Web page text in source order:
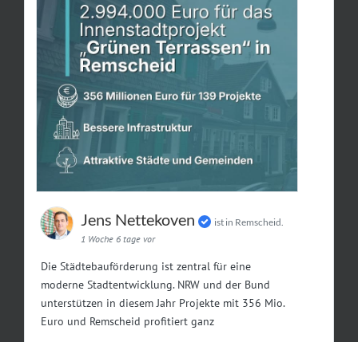
Jens Nettekoven
ist in Remscheid.
1 Woche 6 tage vor
Die Städtebauförderung ist zentral für eine
moderne Stadtentwicklung. NRW und der Bund
unterstützen in diesem Jahr Projekte mit 356 Mio.
Euro und Remscheid profitiert ganz